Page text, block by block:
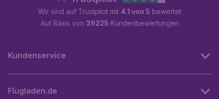
Wir sind auf Trustpilot mit 4.1 von 5 bewertet
Auf Basis von 39225 Kundenbewertungen
Kundenservice
Flugladen.de